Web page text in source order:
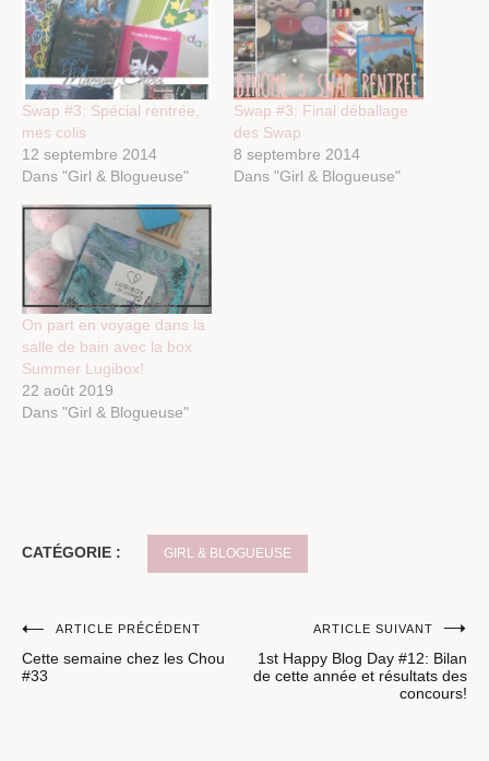
Swap #3: Spécial rentrée,
mes colis
12 septembre 2014
Dans "Girl & Blogueuse"
Swap #3: Final déballage
des Swap
8 septembre 2014
Dans "Girl & Blogueuse"
On part en voyage dans la
salle de bain avec la box
Summer Lugibox!
22 août 2019
Dans "Girl & Blogueuse"
CATÉGORIE : GIRL & BLOGUEUSE
Navigation
de
ARTICLE PRÉCÉDENT
Cette semaine chez les Chou
#33
ARTICLE SUIVANT
1st Happy Blog Day #12: Bilan
de cette année et résultats des
concours!